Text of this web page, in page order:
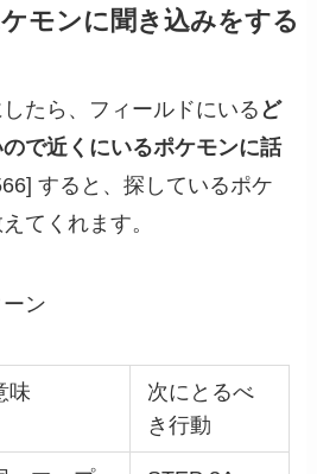
モンに聞き込みをする
したら、フィールドにいる ど
で近くにいるポケモンに話
すると、探しているポケ
てくれます。
ン
味
次にとるべ
き行動